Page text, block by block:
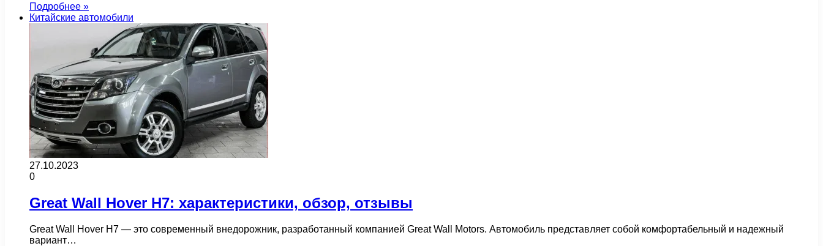
Подробнее »
Китайские автомобили
27.10.2023
0
Great Wall Hover H7: характеристики, обзор, отзывы
Great Wall Hover H7 — это современный внедорожник, разработанный компанией Great Wall Motors. Автомобиль представляет собой комфортабельный и надежный
вариант…